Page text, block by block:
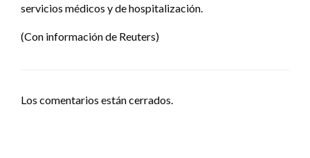
servicios médicos y de hospitalización.
(Con información de Reuters)
Los comentarios están cerrados.